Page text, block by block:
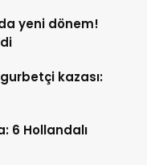
yeni dönem!
kazası:
6 Hollandalı